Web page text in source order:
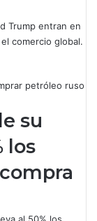
Trump entran en
comercio global.
su
los